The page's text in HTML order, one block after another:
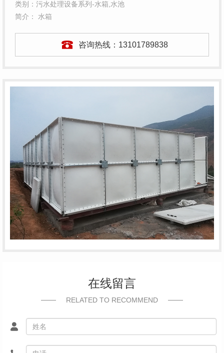
类别：污水处理设备系列-水箱,水池
简介： 水箱
咨询热线： 13101789838
在线留言
RELATED TO RECOMMEND